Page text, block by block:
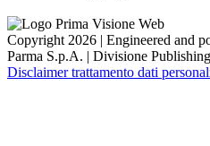
Copyright 2026 | Engineered and
Parma S.p.A. | Divisione
Disclaimer trattamento dati